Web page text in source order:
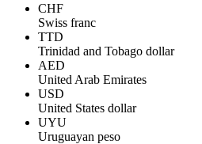
CHF
Swiss franc
TTD
Trinidad and Tobago dollar
AED
United Arab Emirates
USD
United States dollar
UYU
Uruguayan peso